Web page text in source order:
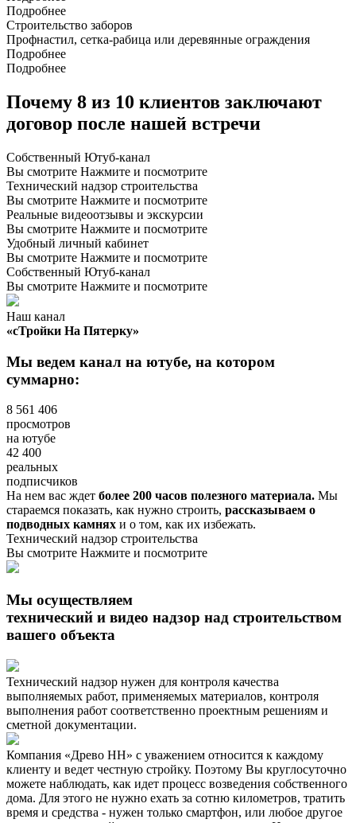
Подробнее
Строительство заборов
Профнастил, сетка-рабица или деревянные ограждения
Подробнее
Подробнее
Почему 8 из 10 клиентов заключают
договор после нашей встречи
Собственный Ютуб-канал
Вы смотрите Нажмите и посмотрите
Технический надзор строительства
Вы смотрите Нажмите и посмотрите
Реальные видеоотзывы и экскурсии
Вы смотрите Нажмите и посмотрите
Удобный личный кабинет
Вы смотрите Нажмите и посмотрите
Собственный Ютуб-канал
Вы смотрите Нажмите и посмотрите
Наш канал
«сТройки На Пятерку»
Мы ведем канал на ютубе, на котором
суммарно:
8 561 406
просмотров
на ютубе
42 400
реальных
подписчиков
На нем вас ждет более 200 часов полезного материала. Мы
стараемся показать, как нужно строить, рассказываем о
подводных камнях и о том, как их избежать.
Технический надзор строительства
Вы смотрите Нажмите и посмотрите
Мы осуществляем
технический и видео надзор над строительством
вашего объекта
Технический надзор нужен для контроля качества
выполняемых работ, применяемых материалов, контроля
выполнения работ соответственно проектным решениям и
сметной документации.
Компания «Древо НН» с уважением относится к каждому
клиенту и ведет честную стройку. Поэтому Вы круглосуточно
можете наблюдать, как идет процесс возведения собственного
дома. Для этого не нужно ехать за сотню километров, тратить
время и средства - нужен только смартфон, или любое другое